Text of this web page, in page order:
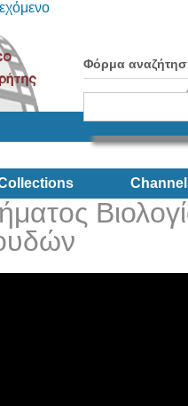
Φόρμα